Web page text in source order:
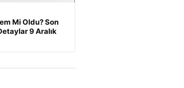
Mi Oldu? Son
9 Aralık